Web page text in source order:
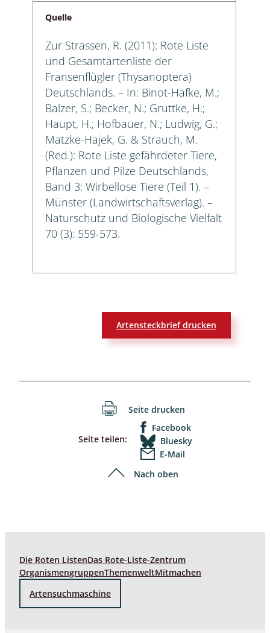
Quelle
Zur Strassen, R. (2011): Rote Liste
und Gesamtartenliste der
Fransenflügler (Thysanoptera)
Deutschlands. – In: Binot-Hafke, M.;
Balzer, S.; Becker, N.; Gruttke, H.;
Haupt, H.; Hofbauer, N.; Ludwig, G.;
Matzke-Hajek, G. & Strauch, M.
(Red.): Rote Liste gefährdeter Tiere,
Pflanzen und Pilze Deutschlands,
Band 3: Wirbellose Tiere (Teil 1). –
Münster (Landwirtschaftsverlag). –
Naturschutz und Biologische Vielfalt
70 (3): 559-573.
Artensteckbrief drucken
Seite drucken
Seite teilen:
Facebook
Bluesky
E-Mail
Nach oben
Die Roten ListenDas Rote-Liste-Zentrum
OrganismengruppenThemenweltMitmachen
Artensuchmaschine